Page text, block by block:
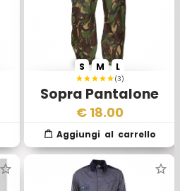
(3)
Sopra Pantalone
Dpm Esercito
Inglese
S M L
€ 18.00